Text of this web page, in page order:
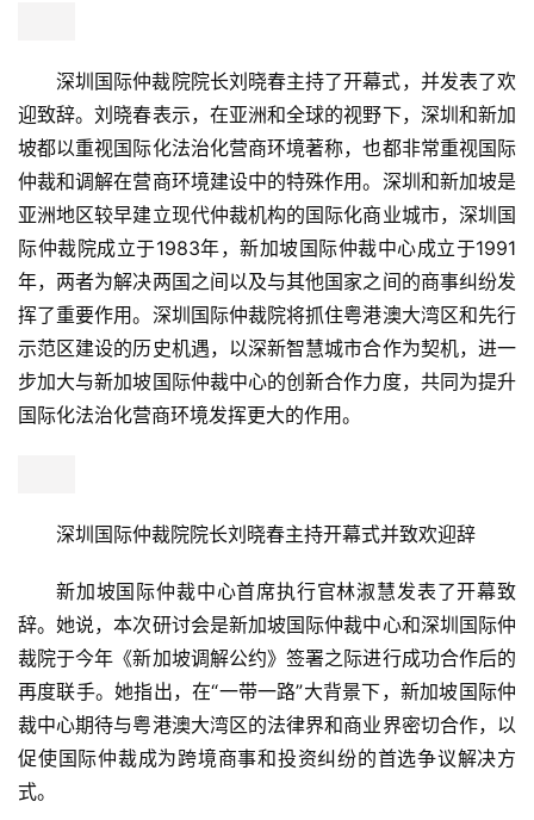
深圳国际仲裁院院长刘晓春主持了开幕式，并发表了欢
迎致辞。刘晓春表示，在亚洲和全球的视野下，深圳和新加
坡都以重视国际化法治化营商环境著称，也都非常重视国际
仲裁和调解在营商环境建设中的特殊作用。深圳和新加坡是
亚洲地区较早建立现代仲裁机构的国际化商业城市，深圳国
际仲裁院成立于1983年，新加坡国际仲裁中心成立于1991
年，两者为解决两国之间以及与其他国家之间的商事纠纷发
挥了重要作用。深圳国际仲裁院将抓住粤港澳大湾区和先行
示范区建设的历史机遇，以深新智慧城市合作为契机，进一
步加大与新加坡国际仲裁中心的创新合作力度，共同为提升
国际化法治化营商环境发挥更大的作用。
深圳国际仲裁院院长刘晓春主持开幕式并致欢迎辞
新加坡国际仲裁中心首席执行官林淑慧发表了开幕致
辞。她说，本次研讨会是新加坡国际仲裁中心和深圳国际仲
裁院于今年《新加坡调解公约》签署之际进行成功合作后的
再度联手。她指出，在“一带一路”大背景下，新加坡国际仲
裁中心期待与粤港澳大湾区的法律界和商业界密切合作，以
促使国际仲裁成为跨境商事和投资纠纷的首选争议解决方
式。